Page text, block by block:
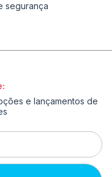
segurança
e lançamentos de